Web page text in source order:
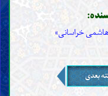
خراسانی»
بعدی